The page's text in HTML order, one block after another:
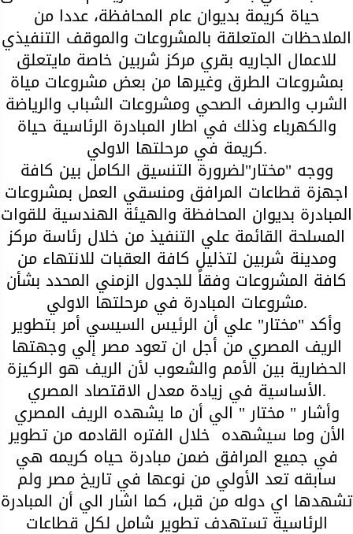
حياة كريمة بديوان عام المحافظة، عددا من
الملاحظات المتعلقة بالمشروعات والموقف التنفيذي
للاعمال الجاريه بقري مركز شربين خاصة مايتعلق
بمشروعات الطرق وغيرها من بعض مشروعات مياة
الشرب والصرف الصحي ومشروعات الشباب والرياضة
والكهرباء وذلك في اطار المبادرة الرئاسية حياة
كريمة في مرحلتها الاولي.
ووجه "مختار"لضرورة التنسيق الكامل بين كافة
اجهزة قطاعات المرافق ومنسقي العمل بمشروعات
المبادرة بديوان المحافظة والهيئة الهندسية للقوات
المسلحة القائمة علي التنفيذ من خلال رئاسة مركز
ومدينة شربين لتذليل كافة العقبات للانتهاء من
كافة المشروعات وفقاً للجدول الزمني المحدد بشأن
مشروعات المبادرة في مرحلتها الاولي.
وأكد "مختار" علي أن الرئيس السيسي أمر بتطوير
الريف المصري من أجل ان تعود مصر إلي وجهتها
الحضارية بين الأمم والشعوب لأن الريف هو الركيزة
الأساسية في زيادة معدل الاقتصاد المصري.
وأشار " مختار " الي أن ما يشهده الريف المصري
الأن وما سيشهده خلال الفتره القادمه من تطوير
في جميع المرافق ضمن مبادرة حياه كريمه هي
سابقه تعد الأولي من نوعها في تاريخ مصر ولم
تشهدها اي دوله من قبل، كما اشار الي أن المبادرة
الرئاسية تستهدف تطوير شامل لكل قطاعات